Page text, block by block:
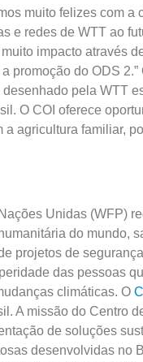
muito felizes com a
e redes de WTT ao
impacto através
promoção do ODS 2.”
pela WTT
O COI oferece
agricultura familiar,
Unidas (WFP)
do mundo,
projetos de
das pessoas
climáticas. O
A missão do Centro
de soluções
desenvolvidas no